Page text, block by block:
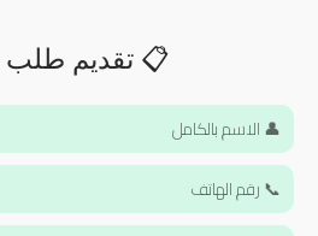
📋 تقديم طلب